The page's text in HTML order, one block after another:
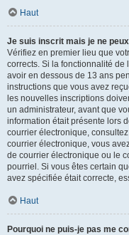
Haut
Je suis inscrit mais je ne
Vérifiez en premier lieu que
corrects. Si la fonctionnalité de
avoir en dessous de 13 ans
instructions que vous avez
les nouvelles inscriptions
un administrateur, avant que
information était présente lors
courrier électronique,
courrier électronique, vous
de courrier électronique ou le
pourriel. Si vous êtes certain
avez spécifiée était correcte,
Haut
Pourquoi ne puis-je pas me